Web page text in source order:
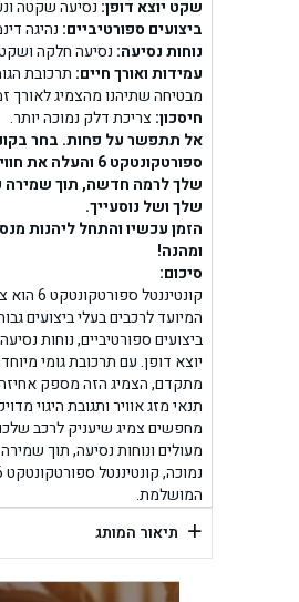
שקט יוצא דופן: נסיעה שקטה
ביצועים ספורטיביים: נהיגה
נוחות נסיעה: נסיעה חלקה
עמידות ואורך חיים: תרכובת
מבטיחה שתיהנו מהצמיג לאורך
חיסכון:צריכת דלק נמוכה יותר.
אל תתפשר על פחות. בחר
ספורטקונטקט 6 והעלה
שלך לרמה חדשה, תוך שמירה
שלך ושל נוסעייך.
הזמן עכשיו והתחל ליהנות
ומהנה!
סיכום:
קונטיננטל
המיועד לרכבים בעלי ביצועים
ביצועים ספורטיביים, נוחות
יוצא דופן. עם תרכובת גומי
מתקדם, הצמיג הזה מספק
תנאי מזג אוויר ותגובת היגוי
מחפשים צמיג שיעניק לרכב
מעולים ונוחות נסיעה, תוך
המושלמת.
+ תיאור המותג